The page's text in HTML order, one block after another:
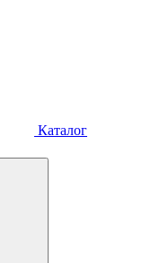
Каталог